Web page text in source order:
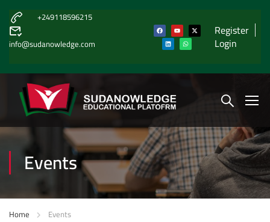
+249118596215
info@sudanowledge.com
Register
Login
Events
Home Events